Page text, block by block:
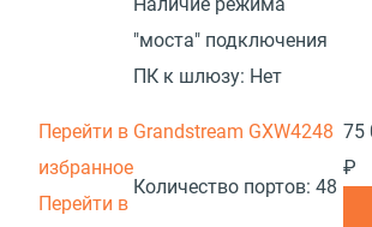
"моста" подключения
ПК к шлюзу: Нет
Перейти в
избранное
Перейти в
Grandstream GXW4248
Количество портов: 48
75
₽